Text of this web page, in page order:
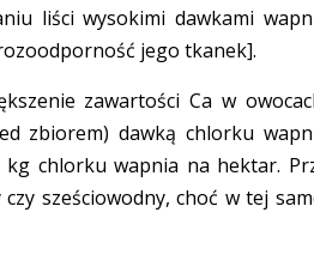
liści wysokimi dawkami
jego tkanek].
zawartości Ca w
zbiorem) dawką chlorku
chlorku wapnia na hektar.
sześciowodny, choć w tej